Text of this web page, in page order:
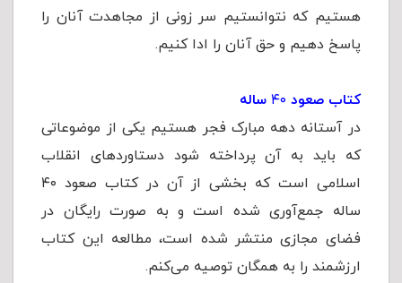
هستیم که نتوانستیم سر زونی از مجاهدت آنان را
پاسخ دهیم و حق آنان را ادا کنیم.
کتاب صعود
ساله
در آستانه دهه مبارک فجر هستیم یکی از موضوعاتی
که باید به آن پرداخته شود دستاوردهای انقلاب
اسلامی است که بخشی از آن در کتاب صعود ۴۰
ساله جمع‌آوری شده است و به صورت رایگان در
فضای مجازی منتشر شده است، مطالعه این کتاب
ارزشمند را به همگان توصیه می‌کنم.